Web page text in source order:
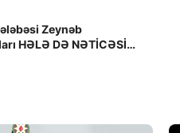
Zeynəb
HƏLƏ DƏ NƏTİCƏSİZ